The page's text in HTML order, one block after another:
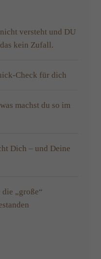
versteht und DU
kein Zufall.
Check für dich
machst du so im
Dich – und Deine
„große“